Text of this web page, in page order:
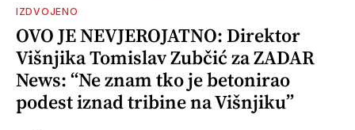
IZDVOJENO
OVO JE NEVJEROJATNO: Direktor
Višnjika Tomislav Zubčić za ZADAR
News: “Ne znam tko je betonirao
podest iznad tribine na Višnjiku”